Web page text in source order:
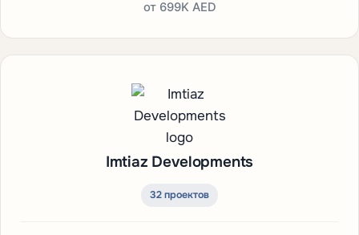
от 699K AED
Imtiaz Developments
32 проектов